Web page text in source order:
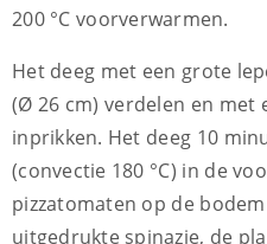
200 °C voorverwarmen.
Het deeg met een grote
(Ø 26 cm) verdelen en met
inprikken. Het deeg 10
(convectie 180 °C) in de
pizzatomaten op de
uitgedrukte spinazie, de